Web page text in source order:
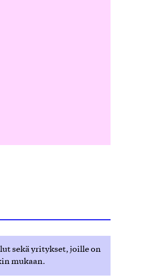
sekä yritykset, joille on
mukaan.